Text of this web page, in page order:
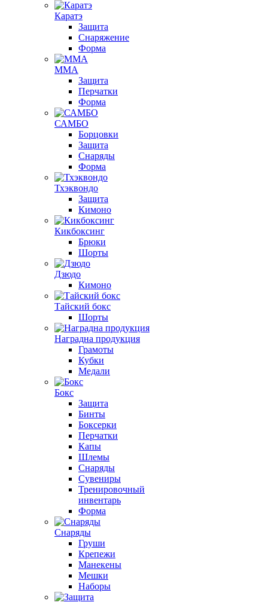
Каратэ
Защита
Снаряжение
Форма
ММА
Защита
Перчатки
Форма
САМБО
Борцовки
Защита
Снаряды
Форма
Тхэквондо
Защита
Кимоно
Кикбоксинг
Брюки
Шорты
Дзюдо
Кимоно
Тайский бокс
Шорты
Наградна продукция
Грамоты
Кубки
Медали
Бокс
Защита
Бинты
Боксерки
Перчатки
Капы
Шлемы
Снаряды
Сувениры
Тренировочный
инвентарь
Форма
Снаряды
Груши
Крепежи
Манекены
Мешки
Наборы